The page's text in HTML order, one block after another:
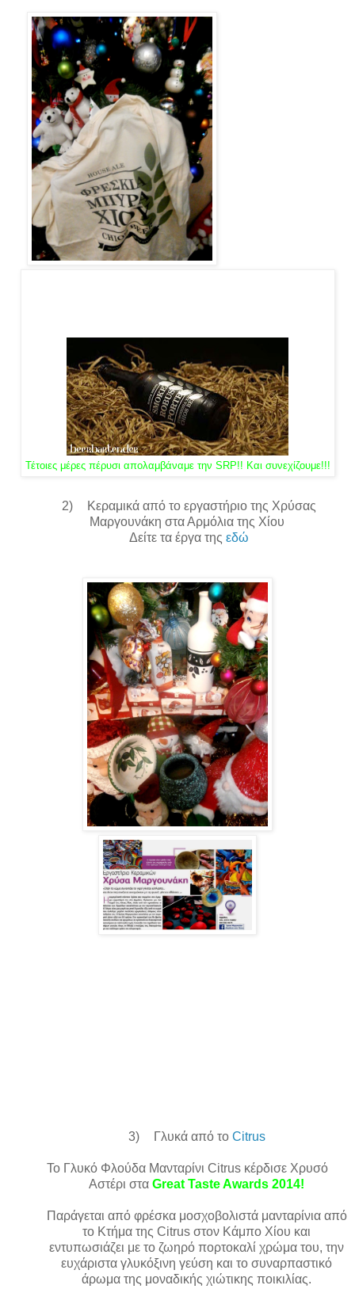
Τέτοιες μέρες πέρυσι απολαμβάναμε την SRP!! Και συνεχίζουμε!!!
2)
Κεραμικά από το εργαστήριο της Χρύσας
Μαργουνάκη στα Αρμόλια της Χίου
Δείτε τα έργα της εδώ
3) Γλυκά από το Citrus
Το Γλυκό Φλούδα Μανταρίνι Citrus κέρδισε Χρυσό
Αστέρι στα Great Taste Awards 2014!
Παράγεται από φρέσκα μοσχοβολιστά μανταρίνια από
το Κτήμα της Citrus στον Κάμπο Χίου και
εντυπωσιάζει με το ζωηρό πορτοκαλί χρώμα του, την
ευχάριστα γλυκόξινη γεύση και το συναρπαστικό
άρωμα της μοναδικής χιώτικης ποικιλίας.